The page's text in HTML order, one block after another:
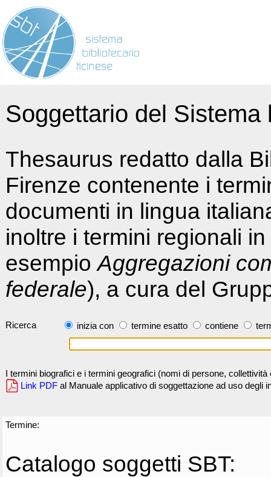
Soggettario del
Thesaurus redatto dalla
Firenze contenente i
documenti in lingua
inoltre i termini regionali
esempioAggregazioni
federale), a cura del
Ricerca inizia con termine esatto contiene
I termini biografici e i termini geografici (nomi di persone,
Link PDF al Manuale applicativo di soggettazione ad uso degli
Termine:
Catalogo soggetti SBT: